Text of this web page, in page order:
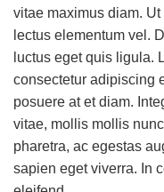
vitae maximus diam.
lectus elementum vel.
luctus eget quis ligula.
consectetur adipiscing
posuere at et diam.
vitae, mollis mollis
pharetra, ac egestas
sapien eget viverra. In